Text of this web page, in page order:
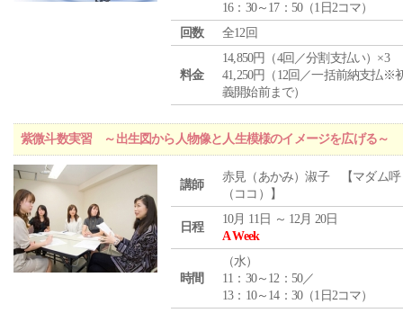
16：30～17：50（1日2コマ）
回数
全12回
料金
14,850円（4回／分割支払い）×3
41,250円（12回／一括前納支払※
義開始前まで）
紫微斗数実習 ～出生図から人物像と人生模様のイメージを広げる～
講師
赤見（あかみ）淑子 【マダム呼
（ココ）】
日程
10月 11日 ～ 12月 20日
A Week
時間
（水）
11：30～12：50／
13：10～14：30（1日2コマ）